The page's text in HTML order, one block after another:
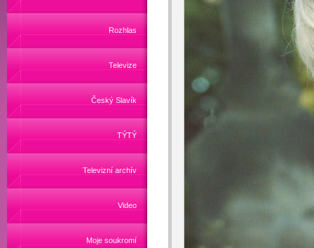
Rozhlas
Televize
Český Slavík
TÝTÝ
Televizní archív
Video
Moje soukromí